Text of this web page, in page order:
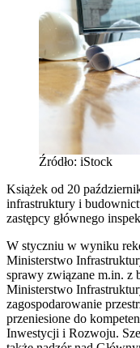
Źródło: iStock
Książek od 20
infrastruktury i
zastępcy głównego
W styczniu w wyniku
Ministerstwo
sprawy związane m.in. z
Ministerstwo
zagospodarowanie
przeniesione do
Inwestycji i Rozwoju.